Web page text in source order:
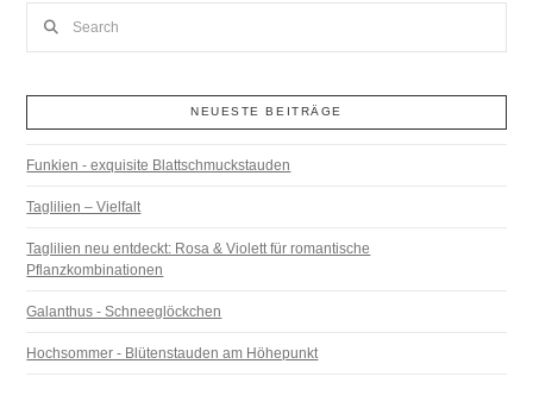
NEUESTE BEITRÄGE
Funkien - exquisite Blattschmuckstauden
Taglilien – Vielfalt
Taglilien neu entdeckt: Rosa & Violett für romantische
Pflanzkombinationen
Galanthus - Schneeglöckchen
Hochsommer - Blütenstauden am Höhepunkt